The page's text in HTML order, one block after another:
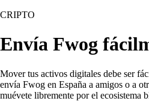
CRIPTO
Envía Fwog
Mover tus activos digitales debe ser
envía Fwog en España a amigos o a
muévete libremente por el ecosistema